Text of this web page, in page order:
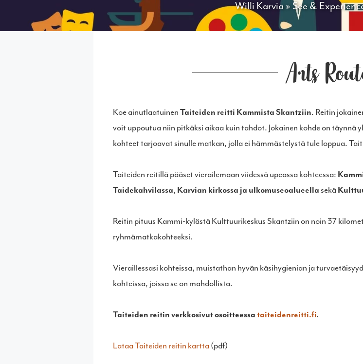
Willi Karvia» See &
Arts
Koe ainutlaatuinenTaiteiden reitti Kammista Skantziin. Reitin
voit uppoutua niin pitkäksi aikaa kuin tahdot. Jokainen kohde on
kohteet tarjoavat sinulle matkan, jolla ei hämmästelystä tule loppua.
Taiteiden reitillä pääset vierailemaan viidessä upeassa kohteessa:
Taidekahvilassa, Karvian kirkossa ja ulkomuseoalueellasekä
Reitin pituus Kammi-kylästä Kulttuurikeskus Skantziin on noin 37
ryhmämatkakohteeksi.
Vieraillessasi kohteissa, muistathan hyvän käsihygienian ja
kohteissa, joissa se on mahdollista.
Taiteiden reitin verkkosivut osoitteessataiteidenreitti.fi.
Lataa Taiteiden reitin kartta(pdf)